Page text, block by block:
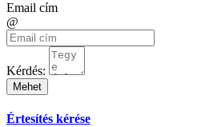
Email cím
@
Kérdés:
Mehet
Értesítés kérése